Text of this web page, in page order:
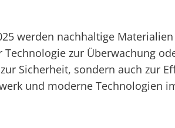
werden nachhaltige
zur Überwachung
Sicherheit, sondern auch zur
und moderne Technologien